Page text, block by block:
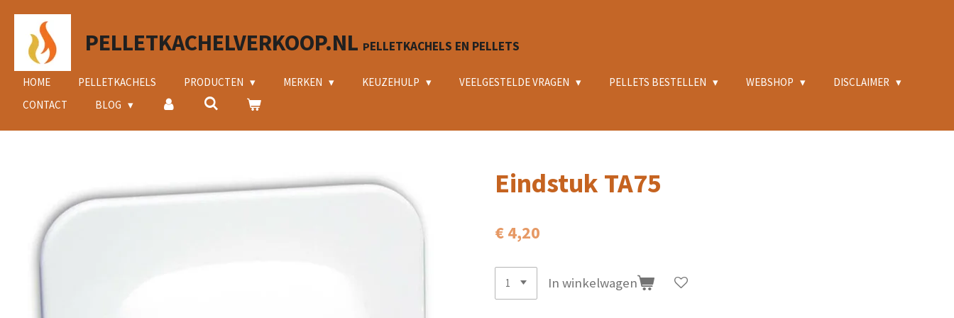
Ga
hoofdinhoud
PELLETKACHELVERKOOP.NL PELLETKACHELS EN PELLETS
HOME PELLETKACHELS PRODUCTEN MERKEN KEUZEHULP VEELGESTELDE VRAGEN PELLETS BESTELLEN WEBSHOP
DISCLAIMER
CONTACT
BLOG
Eindstuk TA75
€ 4,20
In winkelwagen